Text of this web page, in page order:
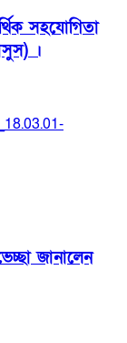
সহযোগিতা
।
জানালেন